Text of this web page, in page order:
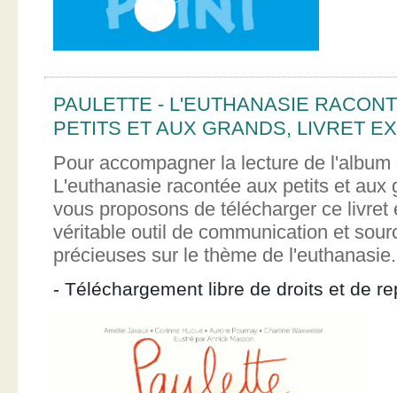
PAULETTE - L'EUTHANASIE
PETITS ET AUX GRANDS, LIVRET
Pour accompagner la lecture de
L'euthanasie racontée aux petits et aux
vous proposons de télécharger ce livret
véritable outil de communication et
précieuses sur le thème de l'euthanasie.
- Téléchargement libre de droits et de